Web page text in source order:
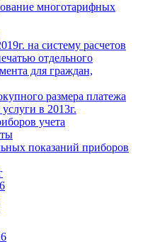
многотарифных
на систему расчетов
отдельного
для граждан,
размера платежа
в 2013г.
учета
показаний приборов